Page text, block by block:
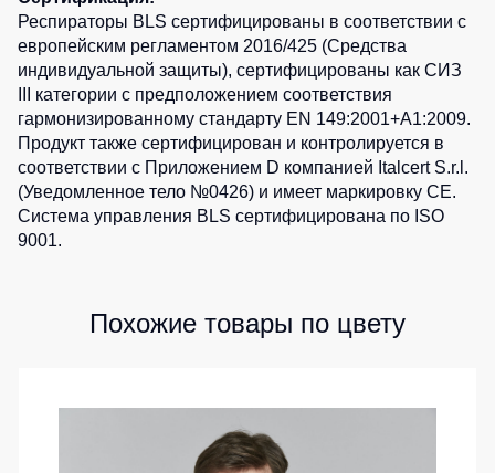
Респираторы BLS сертифицированы в соответствии с
европейским регламентом 2016/425 (Средства
индивидуальной защиты), сертифицированы как СИЗ
III категории с предположением соответствия
гармонизированному стандарту EN 149:2001+A1:2009.
Продукт также сертифицирован и контролируется в
соответствии с Приложением D компанией Italcert S.r.l.
(Уведомленное тело №0426) и имеет маркировку CE.
Система управления BLS сертифицирована по ISO
9001.
Похожие товары по цвету